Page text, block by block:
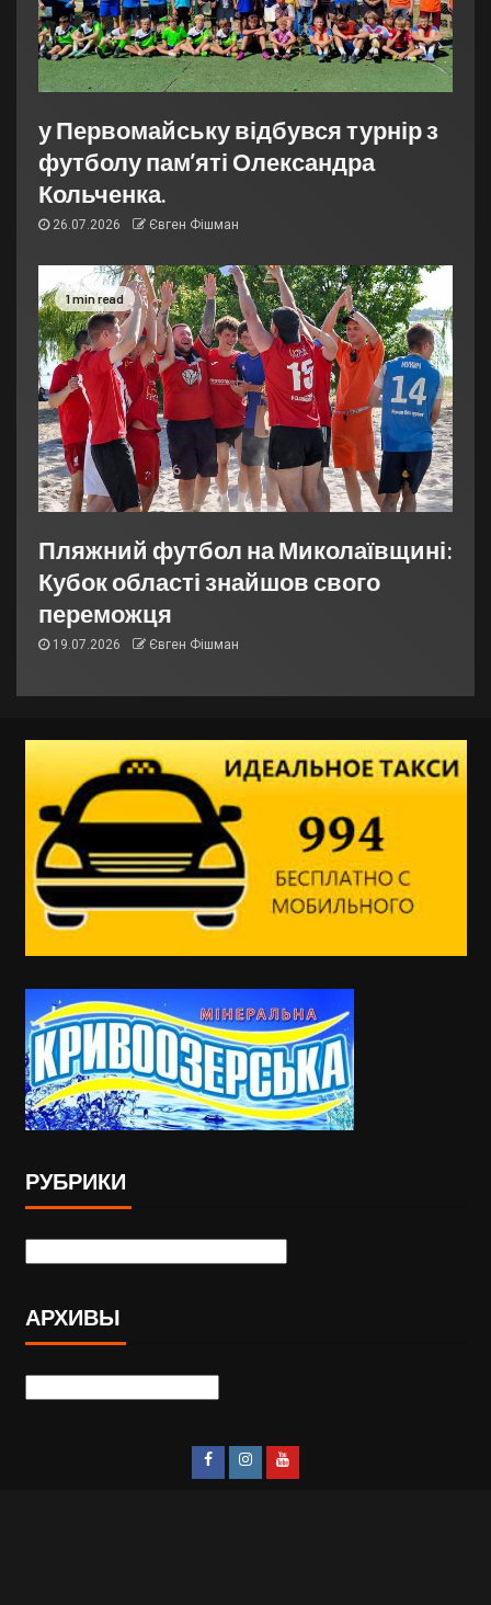
у Первомайську відбувся турнір з
футболу пам’яті Олександра
Кольченка.
26.07.2026 Євген Фішман
1 min read
Пляжний футбол на Миколаївщині:
Кубок області знайшов свого
переможця
19.07.2026 Євген Фішман
РУБРИКИ
АРХИВЫ